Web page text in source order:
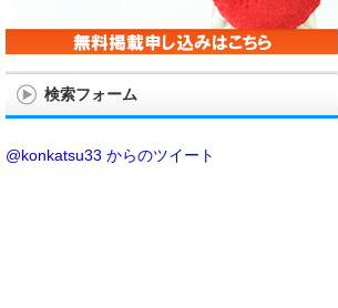
検索フォーム
@konkatsu33 からのツイート